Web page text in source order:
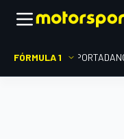
FÓRMULA 1 PORTADA